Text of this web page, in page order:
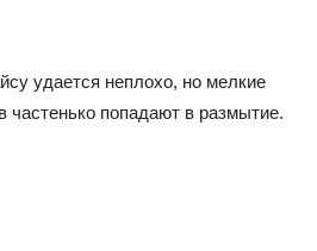
удается неплохо, но мелкие
частенько попадают в размытие.